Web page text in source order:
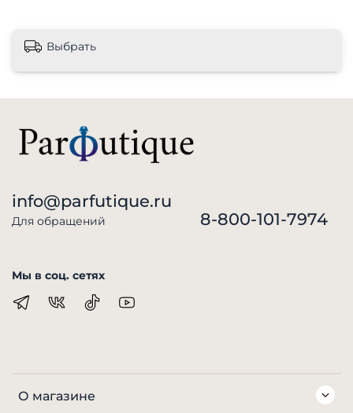
Выбрать
О магазине
info@parfutique.ru
Для обращений 8-800-101-7974
Мы в соц. сетях